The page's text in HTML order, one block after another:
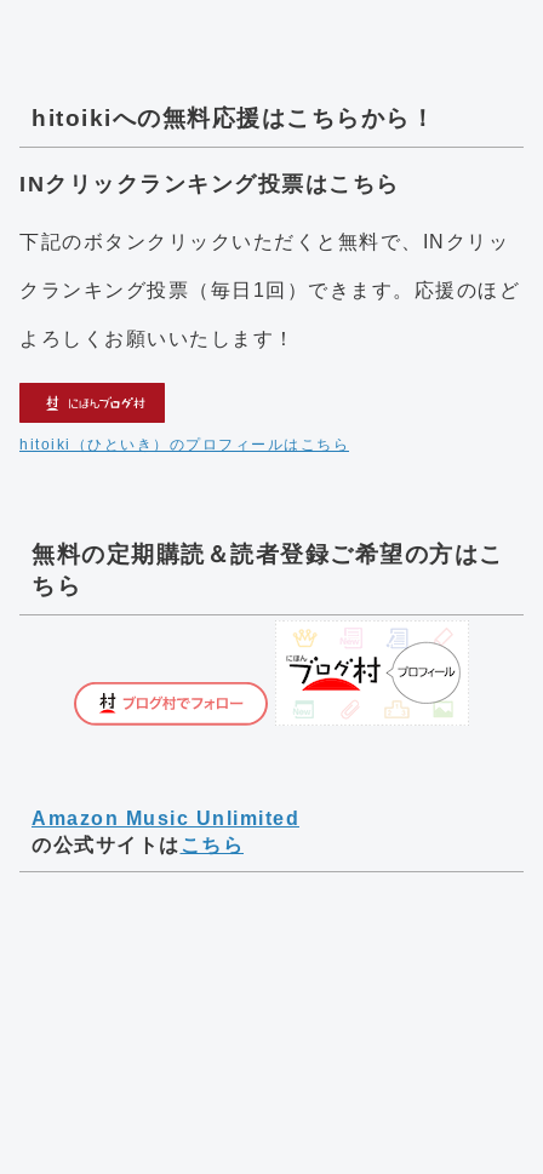
hitoikiへの無料応援はこちらから！
INクリックランキング投票はこちら
下記のボタンクリックいただくと無料で、INクリッ
クランキング投票（毎日1回）できます。応援のほど
よろしくお願いいたします！
hitoiki（ひといき）のプロフィールはこちら
無料の定期購読＆読者登録ご希望の方はこ
ちら
Amazon Music Unlimited
の公式サイトは こちら